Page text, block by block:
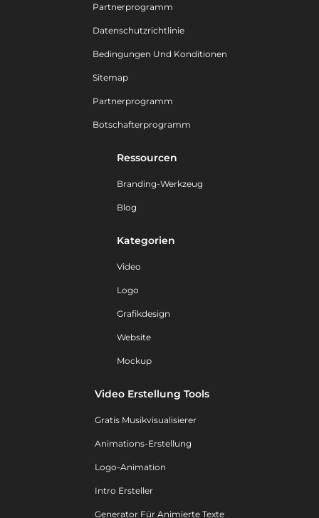
Partnerprogramm
Datenschutzrichtlinie
Bedingungen Und Konditionen
Sitemap
Partnerprogramm
Botschafterprogramm
Ressourcen
Branding-Werkzeug
Blog
Kategorien
Video
Logo
Grafikdesign
Website
Mockup
Video Erstellung Tools
Gratis Musikvisualisierer
Animations-Erstellung
Logo-Animation
Intro Ersteller
Generator Für Animierte Texte